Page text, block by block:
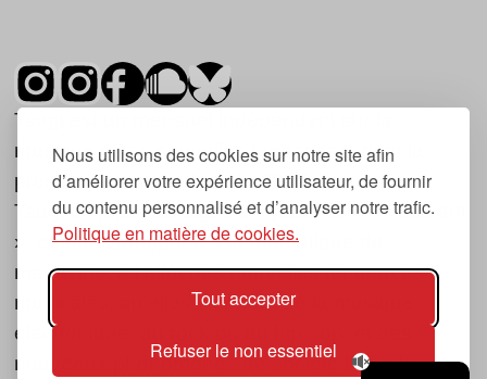
Nous utilisons des cookies sur notre site afin
d’améliorer votre expérience utilisateur, de fournir
du contenu personnalisé et d’analyser notre trafic.
Politique en matière de cookies.
Tout accepter
Refuser le non essentiel
Tsugi est un mensuel indépendant sur la
musique et les nouvelles tendances, dont la
première parution date de 2007.
Tsugi en japonais signifie « prochain », « suivant
», ce qui correspond à la thématique du
magazine, à l’affût des nouvelles tendances
musicales, qu’elles viennent de la musique
électronique, du rock ou du hip hop, et des
nouveaux phénomènes de société liés à la